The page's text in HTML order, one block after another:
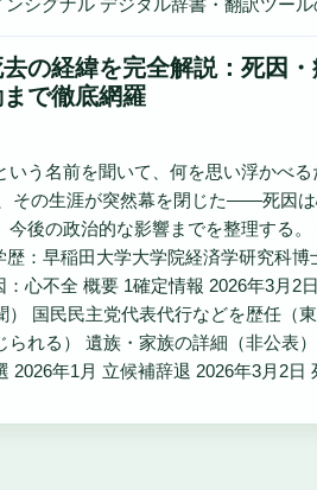
ンシグナル デジタル辞書・翻訳ツー
の経緯を完全解説：死因
で徹底網羅
いう名前を聞いて、何を思い浮かべ
その生涯が突然幕を閉じた——死因
今後の政治的な影響までを整理する
歴：早稲田大学大学院経済学研究科
：心不全 概要 1確定情報 2026年3月
） 国民民主党代表代行などを歴任（
られる） 遺族・家族の詳細（非公表
2026年1月 立候補辞退 2026年3月2日